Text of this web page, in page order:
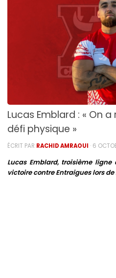
Lucas Emblard : « On
défi physique »
ÉCRIT PAR RACHID AMRAOUI · 6
Lucas Emblard, troisième
victoire contre Entraigues lors de